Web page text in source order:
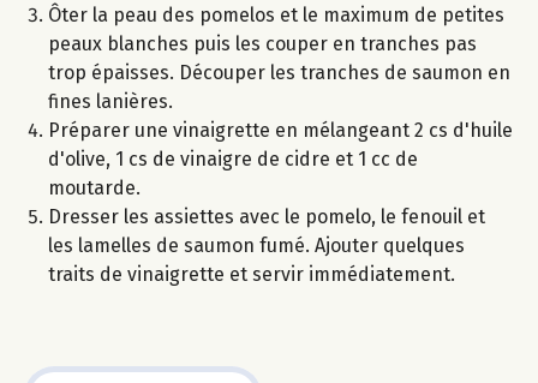
Ôter la peau des pomelos et le maximum de petites
peaux blanches puis les couper en tranches pas
trop épaisses. Découper les tranches de saumon en
fines lanières.
Préparer une vinaigrette en mélangeant 2 cs d'huile
d'olive, 1 cs de vinaigre de cidre et 1 cc de
moutarde.
Dresser les assiettes avec le pomelo, le fenouil et
les lamelles de saumon fumé. Ajouter quelques
traits de vinaigrette et servir immédiatement.